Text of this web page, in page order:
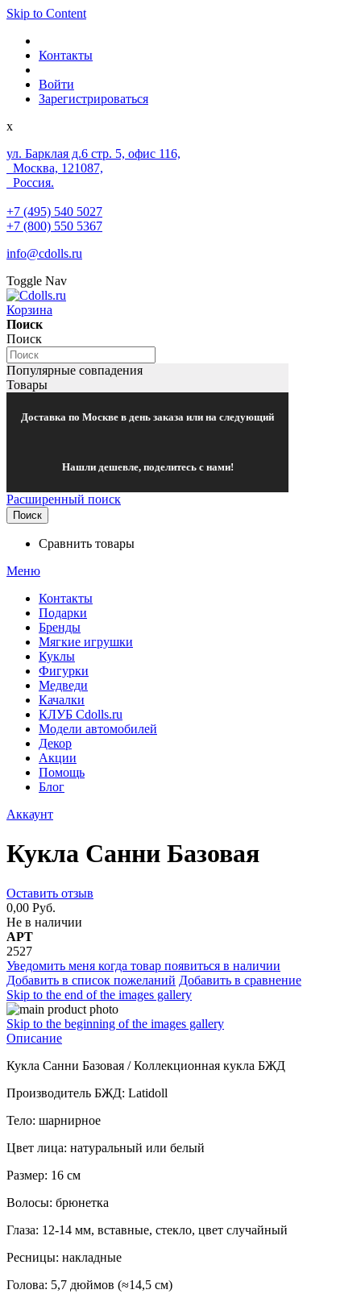
Skip to Content
Контакты
Войти
Зарегистрироваться
x
ул. Барклая д.6 стр. 5, офис 116,
Москва, 121087,
Россия.
+7 (495) 540 5027
+7 (800) 550 5367
info@cdolls.ru
Toggle Nav
Корзина
Поиск
Поиск
Популярные совпадения
Товары
Доставка по Москве в день заказа или на следующий
Нашли дешевле, поделитесь с нами!
Расширенный поиск
Поиск
Сравнить товары
Меню
Контакты
Подарки
Бренды
Мягкие игрушки
Куклы
Фигурки
Медведи
Качалки
КЛУБ Cdolls.ru
Модели автомобилей
Декор
Акции
Помощь
Блог
Аккаунт
Кукла Санни Базовая
Оставить отзыв
0,00 Руб.
Не в наличии
АРТ
2527
Уведомить меня когда товар появиться в наличии
Добавить в список пожеланий Добавить в сравнение
Skip to the end of the images gallery
Skip to the beginning of the images gallery
Описание
Кукла Санни Базовая / Коллекционная кукла БЖД
Производитель БЖД: Latidoll
Тело: шарнирное
Цвет лица: натуральный или белый
Размер: 16 см
Волосы: брюнетка
Глаза: 12-14 мм, вставные, стекло, цвет случайный
Ресницы: накладные
Голова: 5,7 дюймов (≈14,5 см)